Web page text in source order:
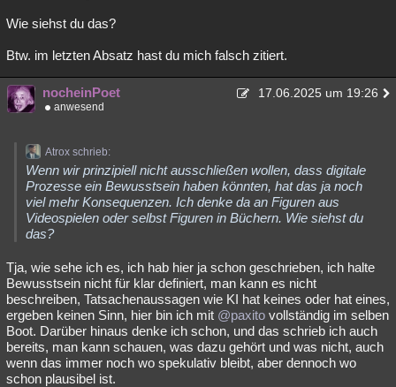
Wie siehst du das?
Btw. im letzten Absatz hast du mich falsch zitiert.
nocheinPoet 17.06.2025 um 19:26
anwesend
Atrox schrieb:
Wenn wir prinzipiell nicht ausschließen wollen, dass digitale
Prozesse ein Bewusstsein haben könnten, hat das ja noch
viel mehr Konsequenzen. Ich denke da an Figuren aus
Videospielen oder selbst Figuren in Büchern. Wie siehst du
das?
Tja, wie sehe ich es, ich hab hier ja schon geschrieben, ich halte
Bewusstsein nicht für klar definiert, man kann es nicht
beschreiben, Tatsachenaussagen wie KI hat keines oder hat eines,
ergeben keinen Sinn, hier bin ich mit @paxito vollständig im selben
Boot. Darüber hinaus denke ich schon, und das schrieb ich auch
bereits, man kann schauen, was dazu gehört und was nicht, auch
wenn das immer noch wo spekulativ bleibt, aber dennoch wo
schon plausibel ist.